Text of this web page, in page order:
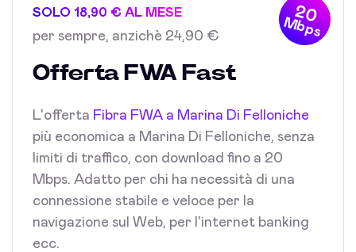
20
Mbps
SOLO 18,90 € AL MESE
per sempre, anzichè 24,90 €
Offerta FWA Fast
L'offerta Fibra FWA a Marina Di Felloniche
più economica a Marina Di Felloniche, senza
limiti di traffico, con download fino a 20
Mbps. Adatto per chi ha necessità di una
connessione stabile e veloce per la
navigazione sul Web, per l'internet banking
ecc.